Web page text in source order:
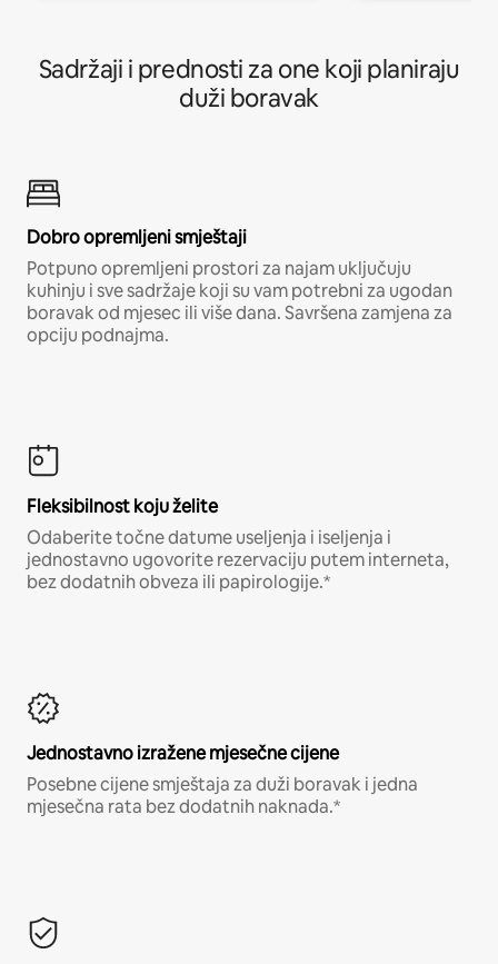
Sadržaji i prednosti za one koji planiraju
duži boravak
Dobro opremljeni smještaji
Potpuno opremljeni prostori za najam uključuju
kuhinju i sve sadržaje koji su vam potrebni za ugodan
boravak od mjesec ili više dana. Savršena zamjena za
opciju podnajma.
Fleksibilnost koju želite
Odaberite točne datume useljenja i iseljenja i
jednostavno ugovorite rezervaciju putem interneta,
bez dodatnih obveza ili papirologije.*
Jednostavno izražene mjesečne cijene
Posebne cijene smještaja za duži boravak i jedna
mjesečna rata bez dodatnih naknada.*